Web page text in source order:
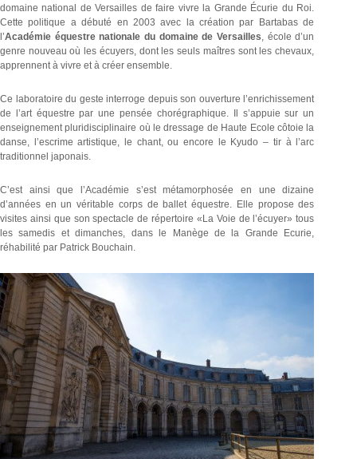
domaine national de Versailles de faire vivre la Grande Écurie du Roi.
Cette politique a débuté en 2003 avec la création par Bartabas de
l’Académie équestre nationale du domaine de Versailles , école d’un
genre nouveau où les écuyers, dont les seuls maîtres sont les chevaux,
apprennent à vivre et à créer ensemble.
Ce laboratoire du geste interroge depuis son ouverture l’enrichissement
de l’art équestre par une pensée chorégraphique. Il s’appuie sur un
enseignement pluridisciplinaire où le dressage de Haute Ecole côtoie la
danse, l’escrime artistique, le chant, ou encore le Kyudo – tir à l’arc
traditionnel japonais.
C’est ainsi que l’Académie s’est métamorphosée en une dizaine
d’années en un véritable corps de ballet équestre. Elle propose des
visites ainsi que son spectacle de répertoire «La Voie de l’écuyer» tous
les samedis et dimanches, dans le Manège de la Grande Ecurie,
réhabilité par Patrick Bouchain.